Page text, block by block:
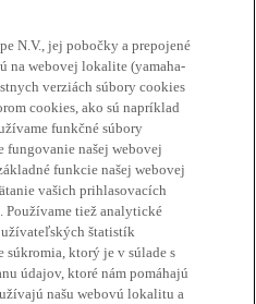
N.V., jej pobočky a prepojené
na webovej lokalite (yamaha-
verziách súbory cookies
cookies, ako sú napríklad
funkčné súbory
fungovanie našej webovej
funkcie našej webovej
vašich prihlasovacích
tiež analytické
štatistík
súkromia, ktorý je v súlade s
údajov, ktoré nám pomáhajú
našu webovú lokalitu a